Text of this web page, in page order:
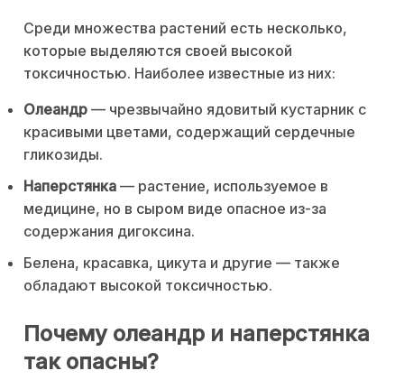
Среди множества растений есть несколько,
которые выделяются своей высокой
токсичностью. Наиболее известные из них:
Олеандр — чрезвычайно ядовитый кустарник с
красивыми цветами, содержащий сердечные
гликозиды.
Наперстянка — растение, используемое в
медицине, но в сыром виде опасное из-за
содержания дигоксина.
Белена, красавка, цикута и другие — также
обладают высокой токсичностью.
Почему олеандр и наперстянка
так опасны?